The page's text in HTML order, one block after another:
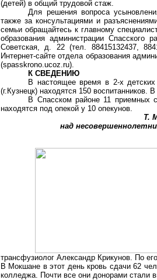
(детей) в общий трудовой стаж.
Для решения вопроса
также за консультациями и
семьи обращайтесь к главному
образования администрации Спасского
Советская, д. 22 (тел. 88415132437,
Интернет-сайте отдела образования
(spasskrono.ucoz.ru).
К СВЕДЕНИЮ
В настоящее время в 2-х
(г.Кузнецк) находятся 150
В Спасском районе 11 приемных
находятся под опекой у 10 опекунов.
Т.
над
трансфузиолог Александр Крикунов. По
В Мокшане в этот день кровь сдачи 62
колледжа. Почти все они донорами стали